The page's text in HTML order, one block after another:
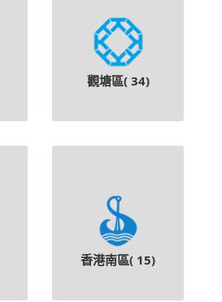
觀塘區( 34)
香港南區( 15)